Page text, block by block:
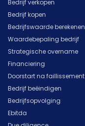
Bedrijf verkopen
Bedrijf kopen
Bedrijfswaarde berekenen
Waardebepaling bedrijf
Strategische overname
Financiering
Doorstart na faillissement
Bedrijf beëindigen
Bedrijfsopvolging
Ebitda